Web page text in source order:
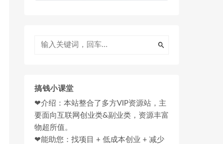
搞钱小课堂
❤介绍：本站整合了多方VIP资源站，主
要面向互联网创业类&副业类，资源丰富
物超所值。
❤能助您：找项目 + 低成本创业 + 减少